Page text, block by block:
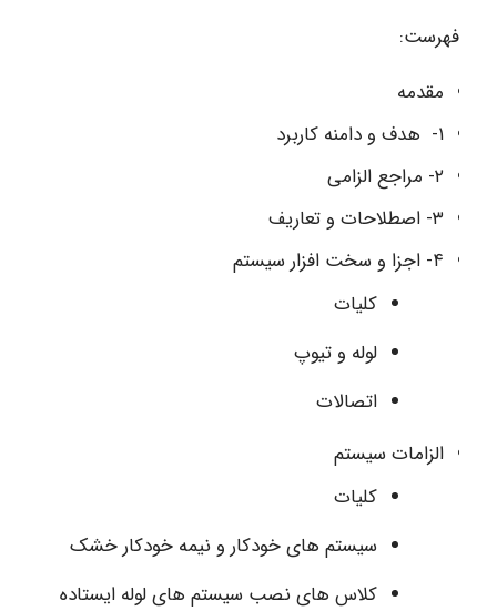
فهرست:
مقدمه
۱- هدف و دامنه کاربرد
۲- مراجع الزامی
۳- اصطلاحات و تعاریف
۴- اجزا و سخت افزار سیستم
کلیات
لوله و تیوپ
اتصالات
الزامات سیستم
کلیات
سیستم های خودکار و نیمه خودکار خشک
کلاس های نصب سیستم های لوله ایستاده